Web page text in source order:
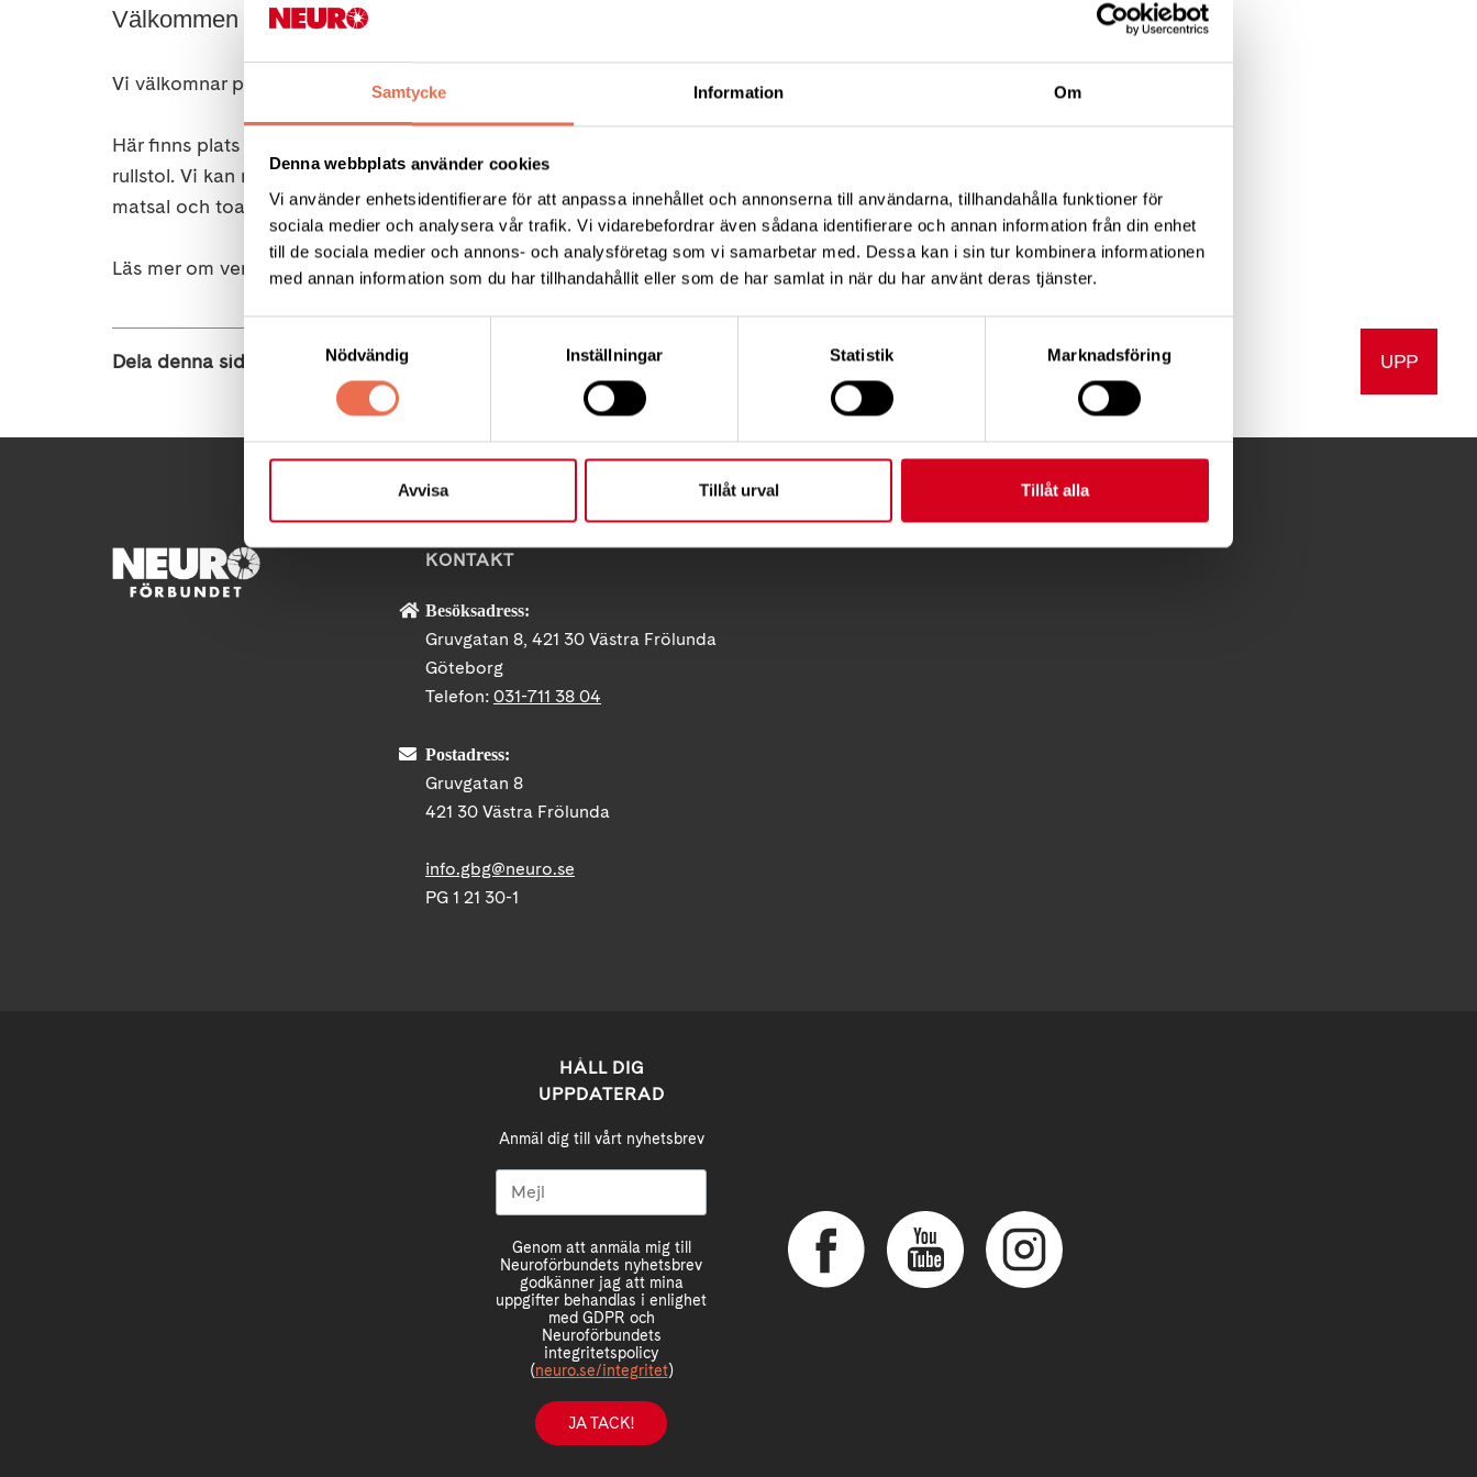
Samtycke Information Om
Denna webbplats använder cookies
Vi använder enhetsidentifierare för att anpassa innehållet och annonserna till användarna, tillhandahålla funktioner för
sociala medier och analysera vår trafik. Vi vidarebefordrar även sådana identifierare och annan information från din enhet
till de sociala medier och annons- och analysföretag som vi samarbetar med. Dessa kan i sin tur kombinera informationen
med annan information som du har tillhandahållit eller som de har samlat in när du har använt deras tjänster.
Samtyckesval
Nödvändig
Inställningar Statistik Marknadsföring
Avvisa Tillåt urval Tillåt alla
Välkommen till oss och vår underbara plats vid Kungsbackafjorden.
Vi välkomnar personer med neurologisk diagnos eller skada.
Här finns plats för rehab, träning, rekreation, vila och gemenskap. Alla faciliteter är tillgängliga med
rullstol. Vi kan nämna tempererad pool med ramp, minigym, bastu, trädgård med boulebana, gästrum,
matsal och toaletter samt utrymmen för gemenskap både inomhus och utomhus.
Läs mer om verksamheten under flikarna till höger.
Dela denna sida: Tipsa UPP
KONTAKT
Besöksadress:
Gruvgatan 8, 421 30 Västra Frölunda
Göteborg
Telefon: 031-711 38 04
Postadress:
Gruvgatan 8
421 30 Västra Frölunda
info.gbg@neuro.se
PG 1 21 30-1
HÅLL DIG
UPPDATERAD
Anmäl dig till vårt nyhetsbrev
Genom att anmäla mig till
Neuroförbundets nyhetsbrev
godkänner jag att mina
uppgifter behandlas i enlighet
med GDPR och
Neuroförbundets
integritetspolicy
(neuro.se/integritet)
JA TACK!